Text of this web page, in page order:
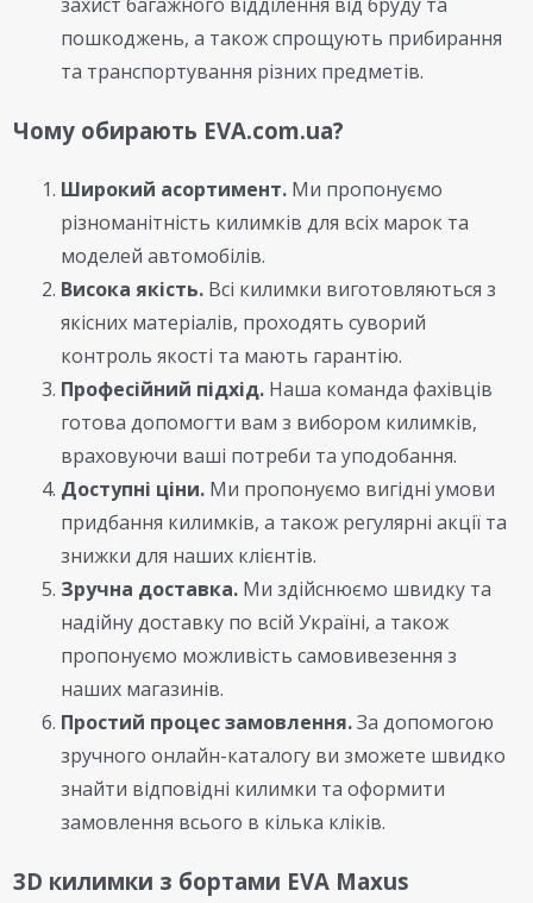
захист багажного відділення від бруду та
пошкоджень, а також спрощують прибирання
та транспортування різних предметів.
Чому обирають EVA.com.ua?
Широкий асортимент. Ми пропонуємо
різноманітність килимків для всіх марок та
моделей автомобілів.
Висока якість. Всі килимки виготовляються з
якісних матеріалів, проходять суворий
контроль якості та мають гарантію.
Професійний підхід. Наша команда фахівців
готова допомогти вам з вибором килимків,
враховуючи ваші потреби та уподобання.
Доступні ціни. Ми пропонуємо вигідні умови
придбання килимків, а також регулярні акції та
знижки для наших клієнтів.
Зручна доставка. Ми здійснюємо швидку та
надійну доставку по всій Україні, а також
пропонуємо можливість самовивезення з
наших магазинів.
Простий процес замовлення.За допомогою
зручного онлайн-каталогу ви зможете швидко
знайти відповідні килимки та оформити
замовлення всього в кілька кліків.
3D килимки з бортами EVA Maxus